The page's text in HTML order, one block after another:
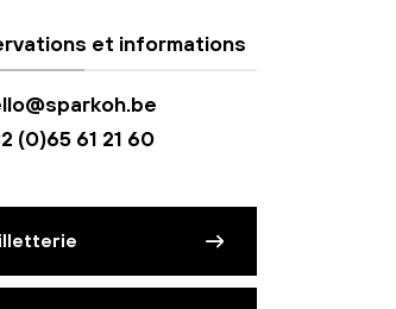
et informations
(0)65 61 21 60